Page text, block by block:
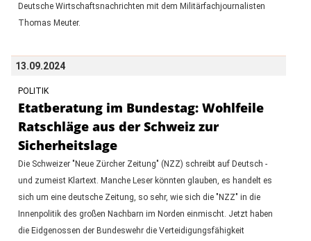
Deutsche Wirtschaftsnachrichten mit dem Militärfachjournalisten
Thomas Meuter.
13.09.2024
POLITIK
Etatberatung im Bundestag: Wohlfeile
Ratschläge aus der Schweiz zur
Sicherheitslage
Die Schweizer "Neue Zürcher Zeitung" (NZZ) schreibt auf Deutsch -
und zumeist Klartext. Manche Leser könnten glauben, es handelt es
sich um eine deutsche Zeitung, so sehr, wie sich die "NZZ" in die
Innenpolitik des großen Nachbarn im Norden einmischt. Jetzt haben
die Eidgenossen der Bundeswehr die Verteidigungsfähigkeit